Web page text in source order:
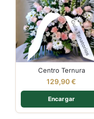
Centro Ternura
129,90€
Encargar